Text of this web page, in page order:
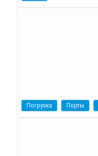
Погрузка Порты